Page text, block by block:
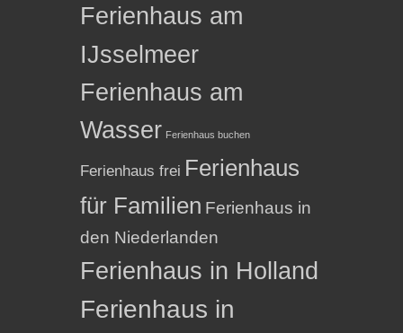
Ferienhaus am
IJsselmeer
Ferienhaus am
Wasser Ferienhaus buchen
Ferienhaus frei Ferienhaus
für Familien Ferienhaus in
den Niederlanden
Ferienhaus in Holland
Ferienhaus in